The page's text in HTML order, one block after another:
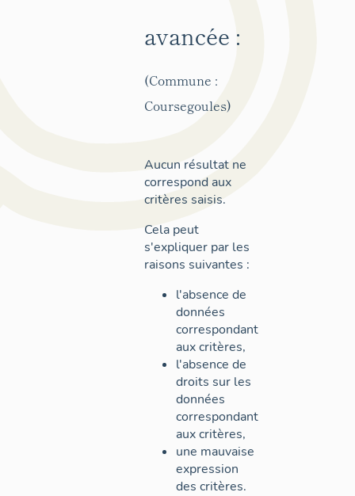
avancée :
(Commune :
Coursegoules)
Aucun résultat ne
correspond aux
critères saisis.
Cela peut
s'expliquer par les
raisons suivantes :
l'absence de
données
correspondant
aux critères,
l'absence de
droits sur les
données
correspondant
aux critères,
une mauvaise
expression
des critères.